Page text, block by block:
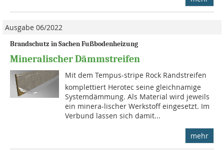
Ausgabe 06/2022
Brandschutz in Sachen Fußbodenheizung
Mineralischer Dämmstreifen
Mit dem Tempus-stripe Rock Randstreifen
komplettiert Herotec seine gleichnamige
Systemdämmung. Als Material wird jeweils
ein minera-lischer Werkstoff eingesetzt. Im
Verbund lassen sich damit...
mehr